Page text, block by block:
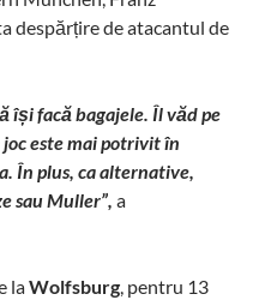
despărțire de atacantul de
își facă bagajele. Îl văd pe
este mai potrivit în
În plus, ca alternative,
sau Muller”, a
laWolfsburg, pentru 13